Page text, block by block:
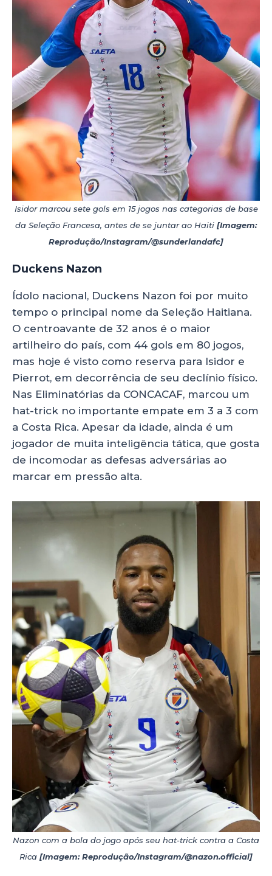
Isidor marcou sete gols em 15 jogos nas categorias de base
da Seleção Francesa, antes de se juntar ao Haiti [Imagem:
Reprodução/Instagram/@sunderlandafc]
Duckens Nazon
Ídolo nacional, Duckens Nazon foi por muito
tempo o principal nome da Seleção Haitiana.
O centroavante de 32 anos é o maior
artilheiro do país, com 44 gols em 80 jogos,
mas hoje é visto como reserva para Isidor e
Pierrot, em decorrência de seu declínio físico.
Nas Eliminatórias da CONCACAF, marcou um
hat-trick no importante empate em 3 a 3 com
a Costa Rica. Apesar da idade, ainda é um
jogador de muita inteligência tática, que gosta
de incomodar as defesas adversárias ao
marcar em pressão alta.
Nazon com a bola do jogo após seu hat-trick contra a Costa
Rica [Imagem: Reprodução/Instagram/@nazon.official]